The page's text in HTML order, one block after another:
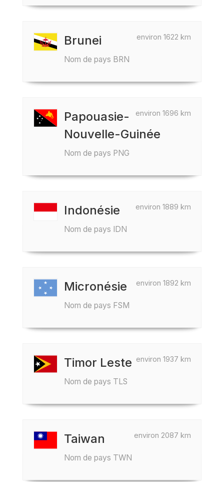
environ 1622 km
Brunei
Nom de pays BRN
environ 1696 km
Papouasie-
Nouvelle-Guinée
Nom de pays PNG
environ 1889 km
Indonésie
Nom de pays IDN
environ 1892 km
Micronésie
Nom de pays FSM
environ 1937 km
Timor Leste
Nom de pays TLS
environ 2087 km
Taiwan
Nom de pays TWN